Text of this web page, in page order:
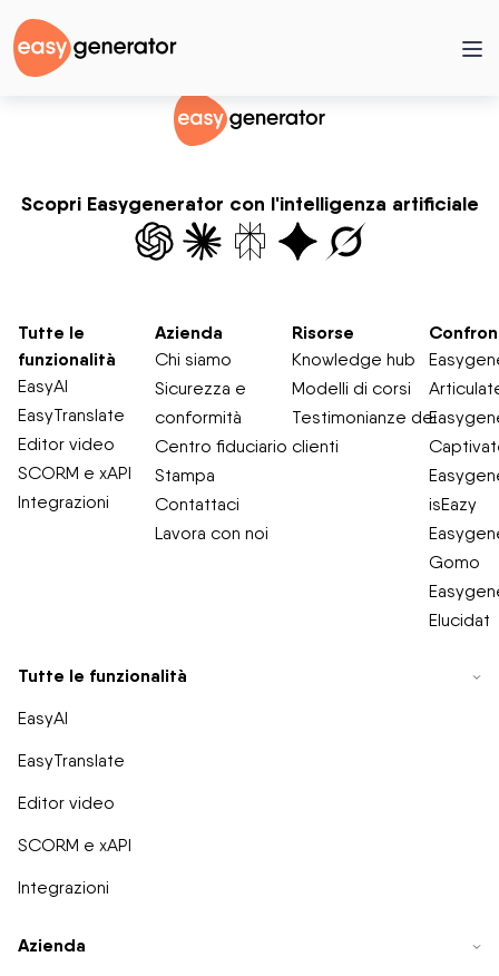
Scopri Easygenerator con l'intelligenza artificiale
Tutte le
funzionalità
EasyAI
EasyTranslate
Editor video
SCORM e xAPI
Integrazioni
Azienda
Chi siamo
Sicurezza e
conformità
Centro fiduciario
Stampa
Contattaci
Lavora con noi
Risorse
Knowledge hub
Modelli di corsi
Testimonianze dei
clienti
isEazy
Gomo
Elucidat
Tutte le funzionalità
EasyAI
EasyTranslate
Editor video
SCORM e xAPI
Integrazioni
Azienda